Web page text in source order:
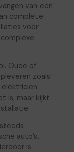
van een
complete
voor
Oude of
zoals
elektricien
is, maar kijkt
auto’s,
is